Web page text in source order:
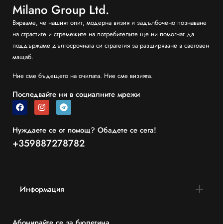
Milano Group Ltd.
Вярваме, че нашият опит, модерна визия и задълбочено познаване
на страстите и стремежите на потребителите ще ни помогнат да
поддържаме дългосрочната си стратегия за разширяване в световен
мащаб.
Ние сме бъдещето на очилата. Ние сме визията.
Последвайте ни в социалните мрежи
Нуждаете се от помощ? Обадете се сега!
+359887278782
Информация